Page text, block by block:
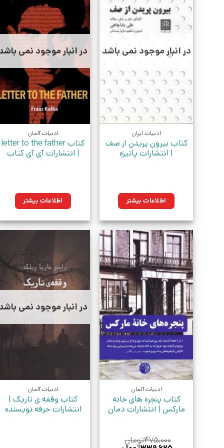
در انبار موجود نمی باشد
ادبیات ایران
کتاب بیرون پریدن از صف
| انتشارات پاتیزه
اطلاعات بیشتر
در انبار موجود نمی
ادبیات آلمان
کتاب letter to the father
| انتشارات آی آی کتاب
اطلاعات بیشتر
ادبیات آلمان
کتاب پنجره های خانه
مارکس | انتشارات دمان
۴۷۵,۰۰۰تومان
در انبار موجود نمی
ادبیات آلمان
کتاب وقفه ی تاریک |
انتشارات حرفه نویسنده